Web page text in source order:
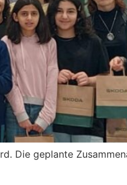
Die geplante